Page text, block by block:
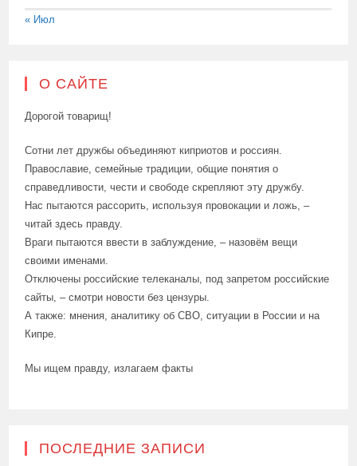
« Июл
О САЙТЕ
Дорогой товарищ!
Сотни лет дружбы объединяют киприотов и россиян.
Православие, семейные традиции, общие понятия о
справедливости, чести и свободе скрепляют эту дружбу.
Нас пытаются рассорить, используя провокации и ложь, –
читай здесь правду.
Враги пытаются ввести в заблуждение, – назовём вещи
своими именами.
Отключены российские телеканалы, под запретом российские
сайты, – смотри новости без цензуры.
А также: мнения, аналитику об СВО, ситуации в России и на
Кипре.
Мы ищем правду, излагаем факты
ПОСЛЕДНИЕ ЗАПИСИ